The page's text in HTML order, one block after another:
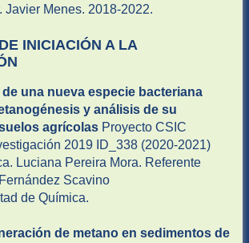
Javier Menes. 2018-2022.
INICIACIÓN A LA
una nueva especie bacteriana
y análisis de su
agrícolas Proyecto CSIC
2019 ID_338 (2020-2021)
Luciana Pereira Mora. Referente
Scavino
de Química.
de metano en sedimentos de